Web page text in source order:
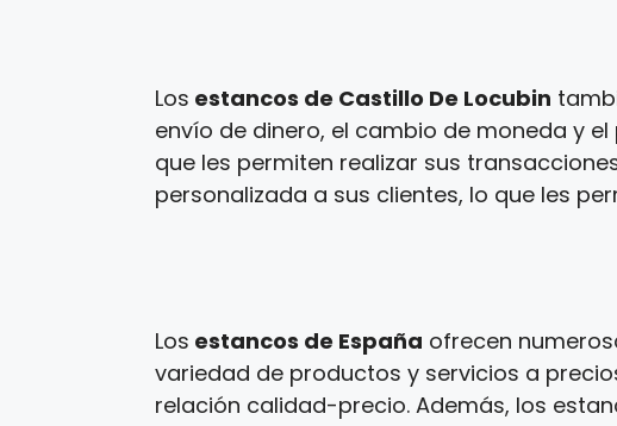
Los estancos de Castillo De Locubin
envío de dinero, el cambio de moneda y
que les permiten realizar sus
personalizada a sus clientes, lo que les
Los estancos de España ofrecen
variedad de productos y servicios a
relación calidad-precio. Además, los